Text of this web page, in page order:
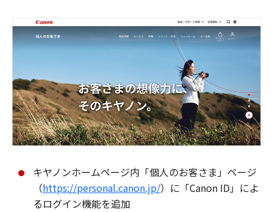
キヤノンホームページ内「個人のお客さま」ページ
（https://personal.canon.jp/）に「Canon ID」によ
るログイン機能を追加